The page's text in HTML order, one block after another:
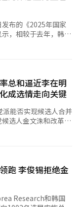
党呼吁“通过投票实
文洙，将来选李俊
俊锡则
以确保15%的得票率
文洙和李俊锡可能会
析称这可能也是为督
染问题突出及气候异
来韩国政局的持续动
政期间实施紧急戒严
展的其他领域产生深
152位。韩国其他主
大邱第321位，光州
两年蝉联冠亚军。近
20名的稳定表现。
中位列第10位；在欧
心之外。而庆尚道因
民统治
出于殖民利益，在庆
邱等地逐步发展成近
进程远落后于东南部
焕 、卢泰愚等庆尚
以庆尚道为核心的权
被重点培育为重工业
，实现了快速工业化
业市场萎缩、公共投
。 1980年爆
的转折点。光州市民
中留下深深的创伤，
。 政治倾向
政党，强调秩序与经
会改革与公平分配。
“红蓝分裂”。 文
和、倾向于婉转表
尚道人语气直接、
布的《2025年国家
，相较于去年，韩国
特别是在假新闻泛
专家进行深度咨询，
方法，系统梳理出韩
显示，韩国国民的关
、就业等传统议题，
兴领域，显示出韩国
型风险因素所引发的
为今年关注度上升最
、第四位。值得注意
民健康威胁”首次入
中的重要性。 此
上升两位，位列第
受访者面对不同议题
化”与“生计不安”多
总和逼近李在明
成选情走向关键
能否实现候选人合并
选人金文洙和改革新
双双上升，两人总支
绝，国民力量党继续
。因为仅凭金文洙和
为合并候选人的充分
持人群能否转而支持
跑 李俊锡拒绝金
Research和韩国